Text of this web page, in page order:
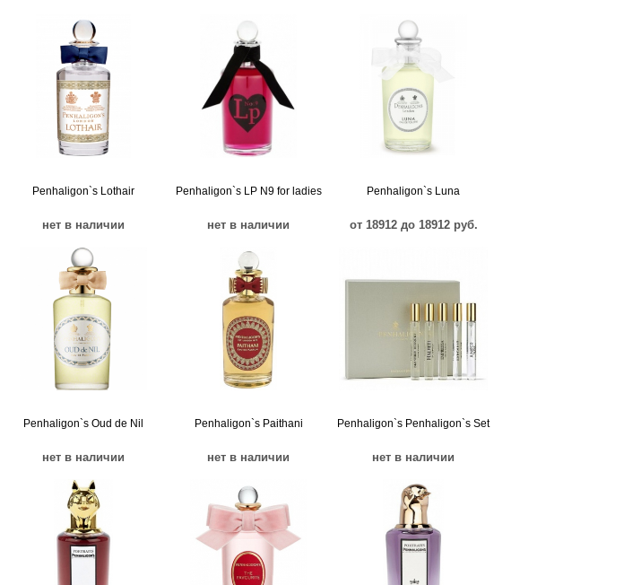
Penhaligon`s Lothair
нет в наличии
Penhaligon`s LP N9 for ladies
нет в наличии
Penhaligon`s Luna
от 18912 до 18912 руб.
Penhaligon`s Oud de Nil
нет в наличии
Penhaligon`s Paithani
нет в наличии
Penhaligon`s Penhaligon`s Set
нет в наличии